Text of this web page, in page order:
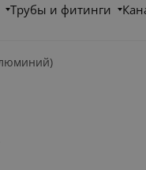
Трубы и фитинги